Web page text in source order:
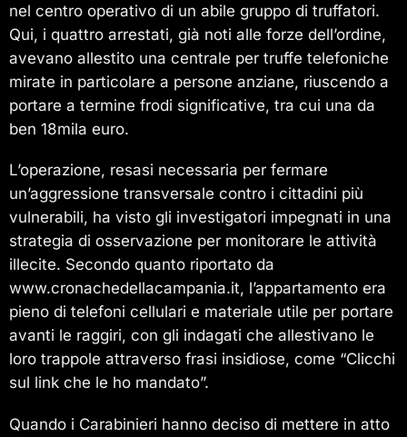
nel centro operativo di un abile gruppo di truffatori.
Qui, i quattro arrestati, già noti alle forze dell’ordine,
avevano allestito una centrale per truffe telefoniche
mirate in particolare a persone anziane, riuscendo a
portare a termine frodi significative, tra cui una da
ben 18mila euro.
L’operazione, resasi necessaria per fermare
un’aggressione transversale contro i cittadini più
vulnerabili, ha visto gli investigatori impegnati in una
strategia di osservazione per monitorare le attività
illecite. Secondo quanto riportato da
www.cronachedellacampania.it, l’appartamento era
pieno di telefoni cellulari e materiale utile per portare
avanti le raggiri, con gli indagati che allestivano le
loro trappole attraverso frasi insidiose, come “Clicchi
sul link che le ho mandato”.
Quando i Carabinieri hanno deciso di mettere in atto